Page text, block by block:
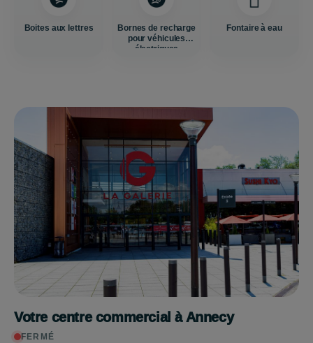
Boites aux lettres
Bornes de recharge
pour véhicules
électriques
Fontaire à eau
Votre centre commercial à Annecy
FERMÉ